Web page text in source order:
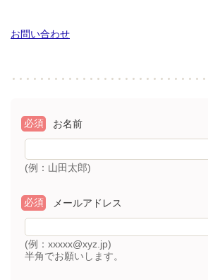
お問い合わせ
お名前
必須
(例：山田太郎)
メールアドレス
必須
(例：xxxxx@xyz.jp)
半角でお願いします。